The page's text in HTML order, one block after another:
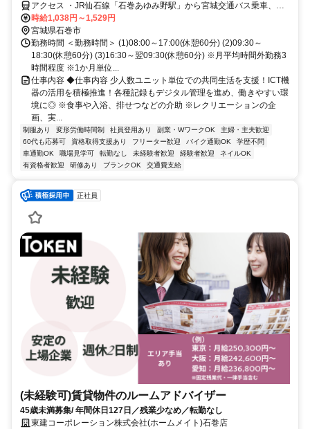
アクセス ・JR仙石線「石巻あゆみ野駅」から宮城交通バス乗車、
「丸井戸三丁目」下車徒歩約2分 ・JR仙石線「蛇田駅」から徒歩16
分、車約5分 ・三陸自動車道「石巻河南IC」から車約5分
時給1,038円～1,529円
宮城県石巻市
勤務時間 ＜勤務時間＞ (1)08:00～17:00(休憩60分) (2)09:30～
18:30(休憩60分) (3)16:30～翌09:30(休憩60分) ※月平均時間外勤務3
時間程度 ※1か月単位...
仕事内容 ◆仕事内容 少人数ユニット単位での共同生活を支援！ICT機
器の活用を積極推進！各種記録もデジタル管理を進め、働きやすい環
境に◎ ※食事や入浴、排せつなどの介助 ※レクリエーションの企
画、実...
制服あり 変形労働時間制 社員登用あり 副業・WワークOK
主婦・主夫歓迎
60代も応募可
資格取得支援あり フリーター歓迎 バイク通勤OK
学歴不問
車通勤OK
職場見学可 転勤なし 未経験者歓迎 経験者歓迎
ネイルOK
有資格者歓迎
研修あり ブランクOK 交通費支給
正社員
(未経験可)賃貸物件のルームアドバイザー
45歳未満募集/ 年間休日127日／残業少なめ／転勤なし
東建コーポレーション株式会社(ホームメイト)石巻店